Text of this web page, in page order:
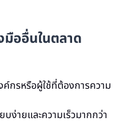
มืออื่นในตลาด
ค์กรหรือผู้ใช้ที่ต้องการความ
ง่ายและความเร็วมากกว่า